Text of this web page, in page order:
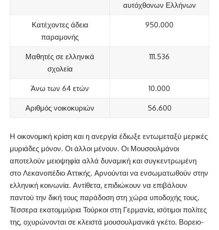
αυτόχθονων Ελλήνων
Κατέχοντες άδεια
παραμονής
950.000
Μαθητές σε ελληνικά
σχολεία
111.536
Άνω των 64 ετών 10.000
Αριθμός νοικοκυριών 56.600
Η οικονομική κρίση και η ανεργία έδιωξε εντωμεταξύ μερικές
μυριάδες μόνον. Οι άλλοι μένουν. Οι Μουσουλμάνοι
αποτελούν μειοψηφία αλλά δυναμική και συγκεντρωμένη
στο Λεκανοπέδιο Αττικής. Αρνούνται να ενσωματωθούν στην
ελληνική κοινωνία. Αντίθετα, επιδιώκουν να επιβάλουν
παντού την δική τους παράδοση στη χώρα υποδοχής τους.
Τέσσερα εκατομμύρια Τούρκοι στη Γερμανία, ισότιμοι πολίτες
της, οχυρώνονται σε κλειστά μουσουλμανικά γκέτο. Βορειο-